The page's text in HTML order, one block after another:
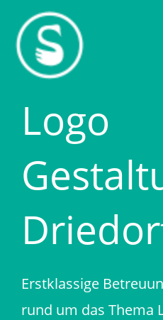
Inhalt
springen
Logo
Erstklassige
rund um das Thema